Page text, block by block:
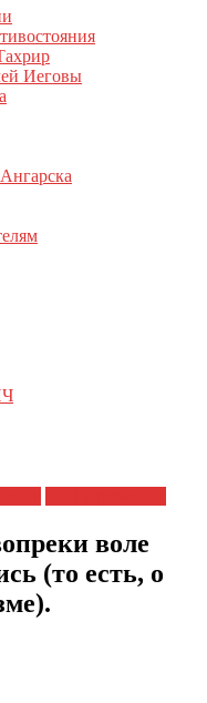
Иеговы
воле
(то есть, о